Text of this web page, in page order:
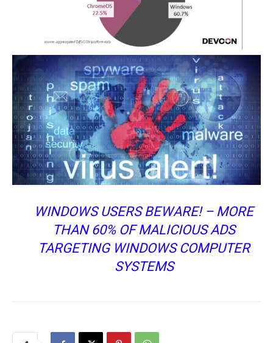
WINDOWS USERS BEWARE! – MORE
THAN 60% OF MALICIOUS ADS
TARGETING WINDOWS COMPUTER
SYSTEMS